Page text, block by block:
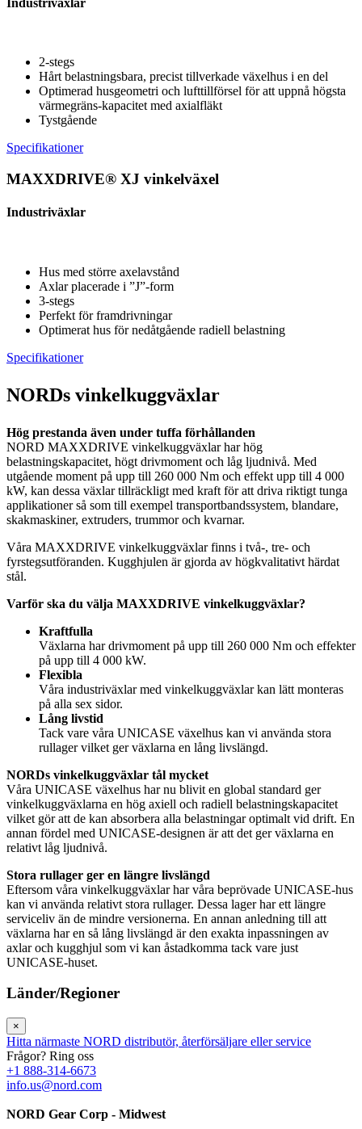
Industriväxlar
2-stegs
Hårt belastningsbara, precist tillverkade växelhus i en del
Optimerad husgeometri och lufttillförsel för att uppnå högsta
värmegräns-kapacitet med axialfläkt
Tystgående
Specifikationer
MAXXDRIVE® XJ vinkelväxel
Industriväxlar
Hus med större axelavstånd
Axlar placerade i ”J”-form
3-stegs
Perfekt för framdrivningar
Optimerat hus för nedåtgående radiell belastning
Specifikationer
NORDs vinkelkuggväxlar
Hög prestanda även under tuffa förhållanden
NORD MAXXDRIVE vinkelkuggväxlar har hög
belastningskapacitet, högt drivmoment och låg ljudnivå. Med
utgående moment på upp till 260 000 Nm och effekt upp till 4 000
kW, kan dessa växlar tillräckligt med kraft för att driva riktigt tunga
applikationer så som till exempel transportbandssystem, blandare,
skakmaskiner, extruders, trummor och kvarnar.
Våra MAXXDRIVE vinkelkuggväxlar finns i två-, tre- och
fyrstegsutföranden. Kugghjulen är gjorda av högkvalitativt härdat
stål.
Varför ska du välja MAXXDRIVE vinkelkuggväxlar?
Kraftfulla
Växlarna har drivmoment på upp till 260 000 Nm och effekter
på upp till 4 000 kW.
Flexibla
Våra industriväxlar med vinkelkuggväxlar kan lätt monteras
på alla sex sidor.
Lång livstid
Tack vare våra UNICASE växelhus kan vi använda stora
rullager vilket ger växlarna en lång livslängd.
NORDs vinkelkuggväxlar tål mycket
Våra UNICASE växelhus har nu blivit en global standard ger
vinkelkuggväxlarna en hög axiell och radiell belastningskapacitet
vilket gör att de kan absorbera alla belastningar optimalt vid drift. En
annan fördel med UNICASE-designen är att det ger växlarna en
relativt låg ljudnivå.
Stora rullager ger en längre livslängd
Eftersom våra vinkelkuggväxlar har våra beprövade UNICASE-hus
kan vi använda relativt stora rullager. Dessa lager har ett längre
serviceliv än de mindre versionerna. En annan anledning till att
växlarna har en så lång livslängd är den exakta inpassningen av
axlar och kugghjul som vi kan åstadkomma tack vare just
UNICASE-huset.
Länder/Regioner
×
Hitta närmaste NORD distributör, återförsäljare eller service
Frågor? Ring oss
+1 888-314-6673
info.us@nord.com
NORD Gear Corp - Midwest